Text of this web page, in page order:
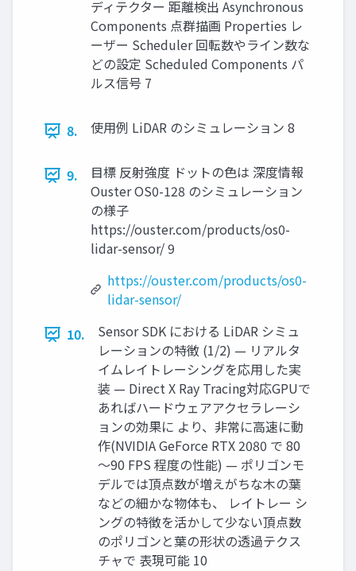
ディテクター 距離検出 Asynchronous
Components 点群描画 Properties レ
ーザー Scheduler 回転数やライン数な
どの設定 Scheduled Components パ
ルス信号 7
8. 使用例 LiDAR のシミュレーション 8
9.
目標 反射強度 ドットの色は 深度情報
Ouster OS0-128 のシミュレーション
の様子
https://ouster.com/products/os0-
lidar-sensor/ 9
https://ouster.com/products/os0-
lidar-sensor/
10.
Sensor SDK における LiDAR シミュ
レーションの特徴 (1/2) — リアルタ
イムレイトレーシングを応用した実
装 — Direct X Ray Tracing対応GPUで
あればハードウェアアクセラレーシ
ョンの効果に より、非常に高速に動
作(NVIDIA GeForce RTX 2080 で 80
～90 FPS 程度の性能) — ポリゴンモ
デルでは頂点数が増えがちな木の葉
などの細かな物体も、 レイトレー シ
ングの特徴を活かして少ない頂点数
のポリゴンと葉の形状の透過テクス
チャで 表現可能 10